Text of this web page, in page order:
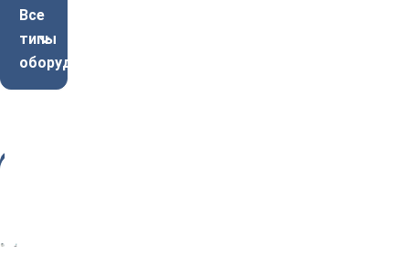
Все
типы
оборудования